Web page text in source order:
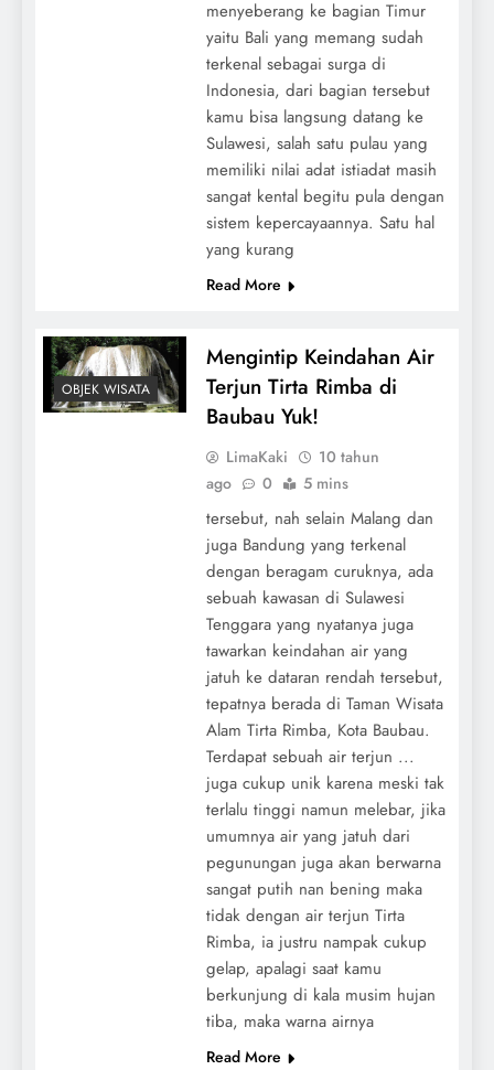
menyeberang ke bagian Timur
yaitu Bali yang memang sudah
terkenal sebagai surga di
Indonesia, dari bagian tersebut
kamu bisa langsung datang ke
Sulawesi, salah satu pulau yang
memiliki nilai adat istiadat masih
sangat kental begitu pula dengan
sistem kepercayaannya. Satu hal
yang kurang
Read More
OBJEK WISATA
Mengintip Keindahan Air
Terjun Tirta Rimba di
Baubau Yuk!
LimaKaki
10 tahun
ago
0 5 mins
tersebut, nah selain Malang dan
juga Bandung yang terkenal
dengan beragam curuknya, ada
sebuah kawasan di Sulawesi
Tenggara yang nyatanya juga
tawarkan keindahan air yang
jatuh ke dataran rendah tersebut,
tepatnya berada di Taman Wisata
Alam Tirta Rimba, Kota Baubau.
Terdapat sebuah air terjun ...
juga cukup unik karena meski tak
terlalu tinggi namun melebar, jika
umumnya air yang jatuh dari
pegunungan juga akan berwarna
sangat putih nan bening maka
tidak dengan air terjun Tirta
Rimba, ia justru nampak cukup
gelap, apalagi saat kamu
berkunjung di kala musim hujan
tiba, maka warna airnya
Read More